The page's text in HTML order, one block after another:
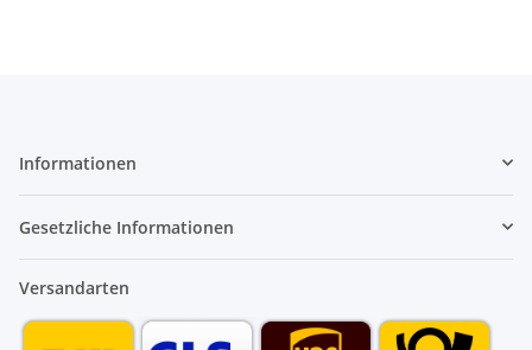
Informationen
Gesetzliche Informationen
Versandarten